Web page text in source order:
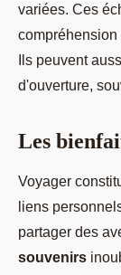
variées. Ces
compréhension
Ils peuvent
d'ouverture,
Les
Voyager
liens
partager des
souvenirs